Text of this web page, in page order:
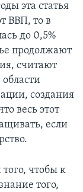
эта статья
ВВП, то в
до 0,5%
продолжают
считают
создания
весь этот
если
чтобы к
того,